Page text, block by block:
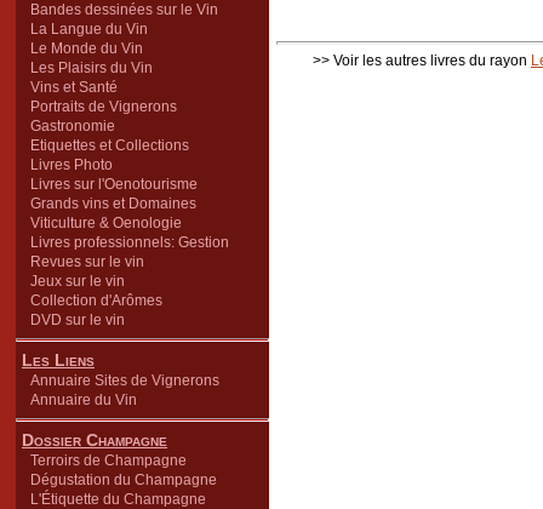
Bandes dessinées sur le Vin
La Langue du Vin
Le Monde du Vin
Les Plaisirs du Vin
Vins et Santé
Portraits de Vignerons
Gastronomie
Etiquettes et Collections
Livres Photo
Livres sur l'Oenotourisme
Grands vins et Domaines
Viticulture & Oenologie
Livres professionnels: Gestion
Revues sur le vin
Jeux sur le vin
Collection d'Arômes
DVD sur le vin
Les Liens
Annuaire Sites de Vignerons
Annuaire du Vin
Dossier Champagne
Terroirs de Champagne
Dégustation du Champagne
L'Étiquette du Champagne
>> Voir les autres livres du rayon